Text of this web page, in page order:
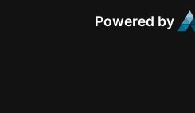
Powered by